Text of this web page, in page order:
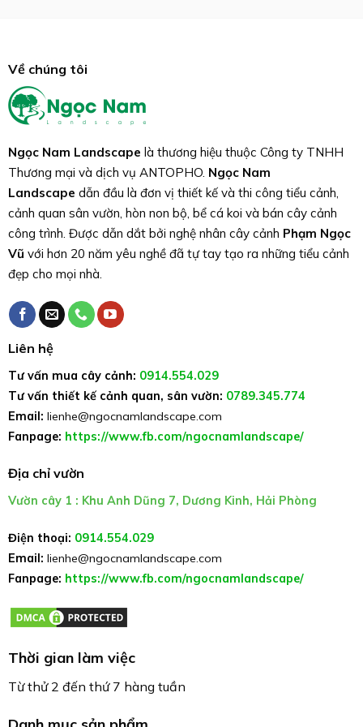
Về chúng tôi
Ngọc Nam Landscape là thương hiệu thuộc Công ty TNHH
Thương mại và dịch vụ ANTOPHO. Ngọc Nam
Landscape dẫn đầu là đơn vị thiết kế và thi công tiểu cảnh,
cảnh quan sân vườn, hòn non bộ, bể cá koi và bán cây cảnh
công trình. Được dẫn dắt bởi nghệ nhân cây cảnh Phạm Ngọc
Vũ với hơn 20 năm yêu nghề đã tự tay tạo ra những tiểu cảnh
đẹp cho mọi nhà.
Liên hệ
Tư vấn mua cây cảnh: 0914.554.029
Tư vấn thiết kế cảnh quan, sân vườn: 0789.345.774
Email: lienhe@ngocnamlandscape.com
Fanpage: https://www.fb.com/ngocnamlandscape/
Địa chỉ vườn
Vườn cây 1 : Khu Anh Dũng 7, Dương Kinh, Hải Phòng
Điện thoại: 0914.554.029
Email: lienhe@ngocnamlandscape.com
Fanpage: https://www.fb.com/ngocnamlandscape/
Thời gian làm việc
Từ thử 2 đến thứ 7 hàng tuần